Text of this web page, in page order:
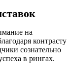
на
контрасту
сознательно
в рингах.